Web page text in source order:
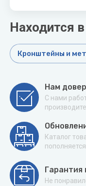
Находится
Кронштейны и
Нам
С нами
Каталог
пополняется
Гарантия
Не